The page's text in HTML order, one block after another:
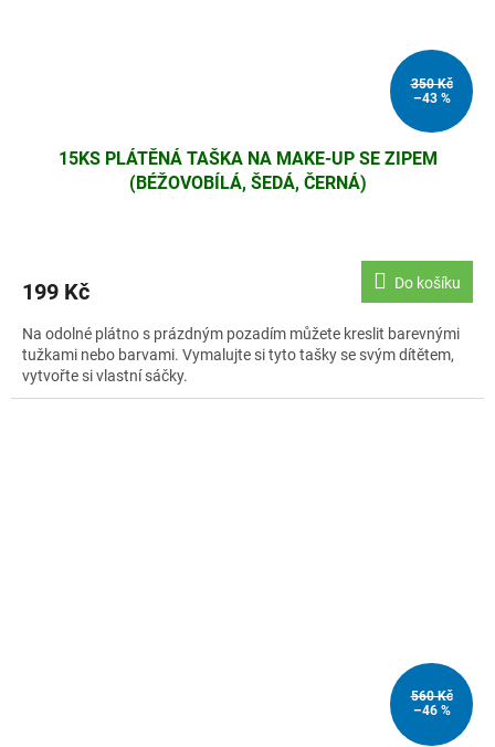
350 Kč
–43 %
15KS PLÁTĚNÁ TAŠKA NA MAKE-UP SE ZIPEM
(BÉŽOVOBÍLÁ, ŠEDÁ, ČERNÁ)
199 Kč Do košíku
Na odolné plátno s prázdným pozadím můžete kreslit barevnými
tužkami nebo barvami. Vymalujte si tyto tašky se svým dítětem,
vytvořte si vlastní sáčky.
560 Kč
–46 %